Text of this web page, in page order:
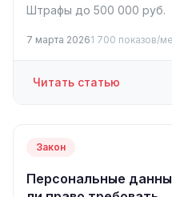
Штрафы до 500 000 руб.
7 марта 20261 700 показов/
Читать статью
Закон
Персональные